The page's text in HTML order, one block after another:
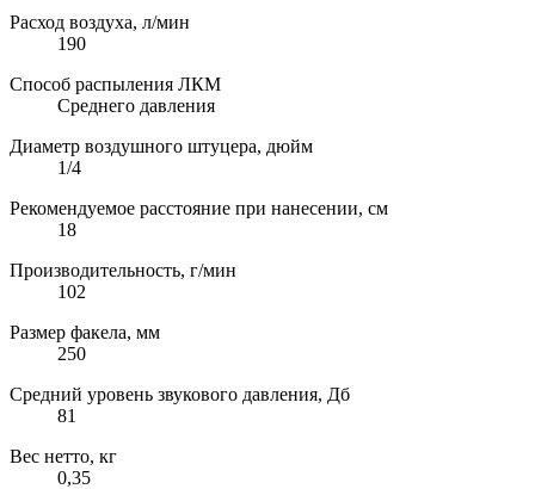
Расход воздуха, л/мин
190
Способ распыления ЛКМ
Среднего давления
Диаметр воздушного штуцера, дюйм
1/4
Рекомендуемое расстояние при нанесении, см
18
Производительность, г/мин
102
Размер факела, мм
250
Средний уровень звукового давления, Дб
81
Вес нетто, кг
0,35